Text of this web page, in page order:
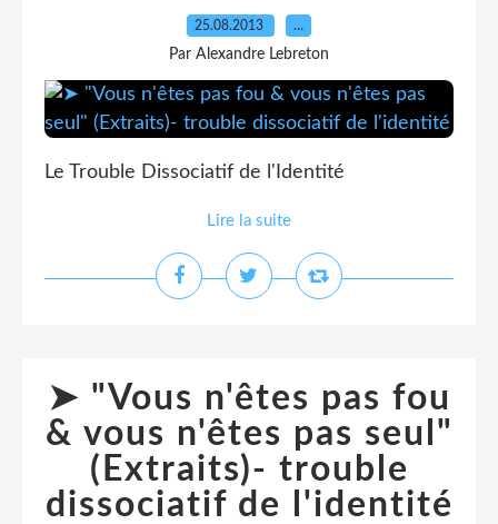
25.08.2013 …
Par Alexandre Lebreton
Le Trouble Dissociatif de l'Identité
Lire la suite
➤ "Vous n'êtes pas fou
& vous n'êtes pas seul"
(Extraits)- trouble
dissociatif de l'identité